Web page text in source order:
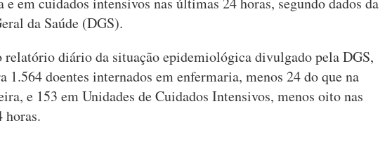
da Saúde (DGS).
relatório diário da situação epidemiológica divulgado pela DGS,
1.564 doentes internados em enfermaria, menos 24 do que na
e 153 em Unidades de Cuidados Intensivos, menos oito nas
horas.